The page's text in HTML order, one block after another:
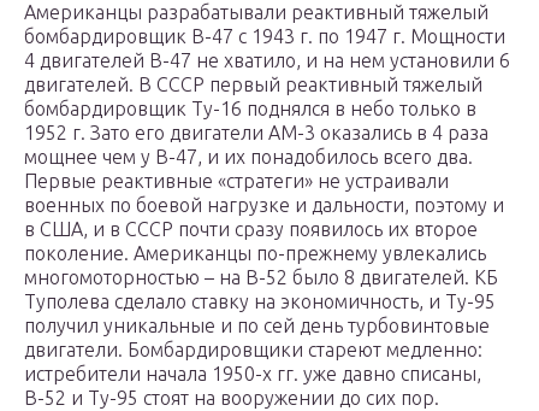
Американцы разрабатывали реактивный тяжелый
бомбардировщик В-47 с 1943 г. по 1947 г. Мощности
4 двигателей В-47 не хватило, и на нем установили 6
двигателей. В СССР первый реактивный тяжелый
бомбардировщик Ту-16 поднялся в небо только в
1952 г. Зато его двигатели АМ-3 оказались в 4 раза
мощнее чем у В-47, и их понадобилось всего два.
Первые реактивные «стратеги» не устраивали
военных по боевой нагрузке и дальности, поэтому и
в США, и в СССР почти сразу появилось их второе
поколение. Американцы по-прежнему увлекались
многомоторностью – на В-52 было 8 двигателей. КБ
Туполева сделало ставку на экономичность, и Ту-95
получил уникальные и по сей день турбовинтовые
двигатели. Бомбардировщики стареют медленно:
истребители начала 1950-х гг. уже давно списаны,
В-52 и Ту-95 стоят на вооружении до сих пор.